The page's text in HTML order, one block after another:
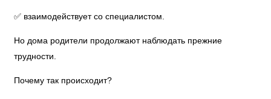
✅ взаимодействует со специалистом.
Но дома родители продолжают наблюдать прежние
трудности.
Почему так происходит?